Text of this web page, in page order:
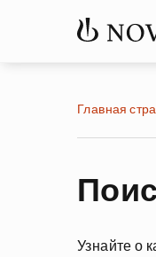
Главная
Узнайте о